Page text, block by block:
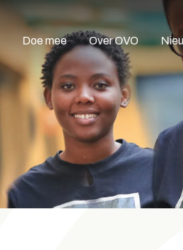
Doe mee Over OVO